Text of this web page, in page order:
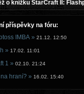
o knížku StarCraft II:
příspěvky na fóru:
IMBA » 21.12. 12:50
» 17.02. 11:01
1 » 02.10. 21:24
hraní? » 16.02. 15:40